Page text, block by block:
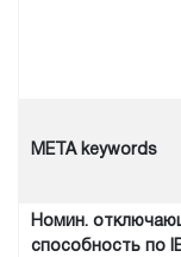
META keywords
Номин.
способность по